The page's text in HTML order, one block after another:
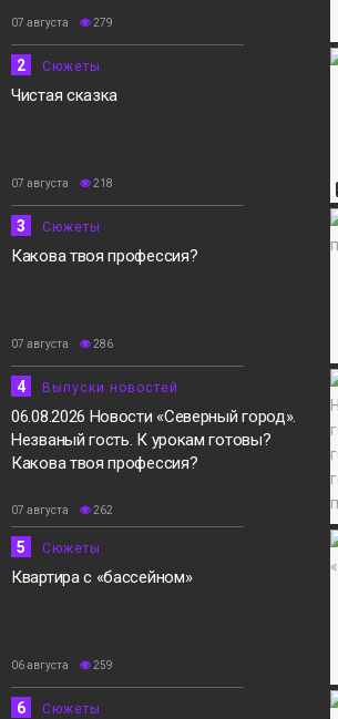
07 августа 279
2 Сюжеты
Чистая сказка
07 августа 218
3 Сюжеты
Какова твоя профессия?
07 августа 286
4 Выпуски новостей
06.08.2026 Новости «Северный город».
Незваный гость. К урокам готовы?
Какова твоя профессия?
07 августа 262
5 Сюжеты
Квартира с «бассейном»
06 августа 259
6 Сюжеты